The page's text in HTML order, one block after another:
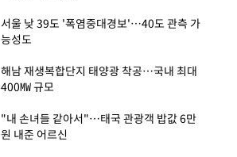
서울 낮 39도 '폭염중대경보'…40도 관측 가
능성도
해남 재생복합단지 태양광 착공…국내 최대
400㎿ 규모
"내 손녀들 같아서"…태국 관광객 밥값 6만
원 내준 어르신